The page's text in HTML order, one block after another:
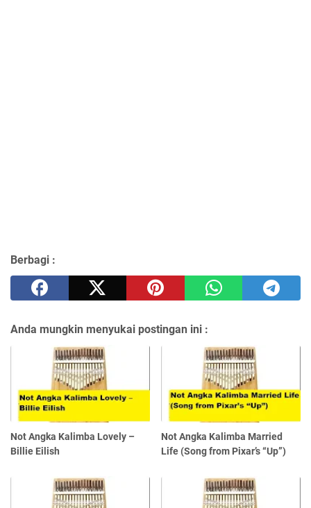
Berbagi :
Anda mungkin menyukai postingan ini :
Not Angka Kalimba Lovely –
Billie Eilish
Not Angka Kalimba Married
Life (Song from Pixar’s “Up”)